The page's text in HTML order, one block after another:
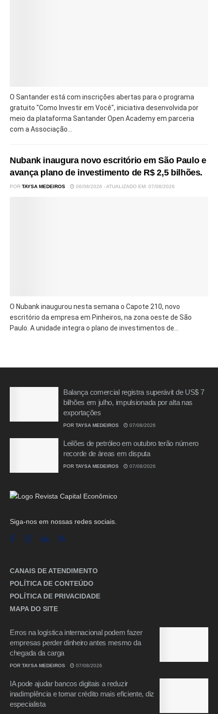
O Santander está com inscrições abertas para o programa
gratuito "Como Investir em Você", iniciativa desenvolvida por
meio da plataforma Santander Open Academy em parceria
com a Associação...
Nubank inaugura novo escritório em São Paulo e
avança plano de investimento de R$ 2,5 bilhões.
POR TAYSA MEDEIROS 06/08/2026 - ATUALIZADO EM: 07/08/2026
O Nubank inaugurou nesta semana o Capote 210, novo
escritório da empresa em Pinheiros, na zona oeste de São
Paulo. A unidade integra o plano de investimentos de...
Balança comercial registra superávit de US$ 7
bilhões em julho, impulsionada por alta nas
exportações
POR TAYSA MEDEIROS 07/08/2026
Leilões de petróleo em outubro terão número
recorde de áreas em disputa
POR TAYSA MEDEIROS 07/08/2026
Siga-nos em nossas redes sociais.
CANAIS DE ATENDIMENTO
POLÍTICA DE CONTEÚDO
POLÍTICA DE PRIVACIDADE
MAPA DO SITE
Erros na logística internacional podem fazer
empresas perder dinheiro antes mesmo da
chegada da carga
POR TAYSA MEDEIROS 07/08/2026
IA pode ajudar bancos digitais a reduzir
inadimplência e tornar crédito mais eficiente, diz
especialista